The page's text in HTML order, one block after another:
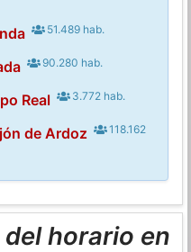
51.489 hab.
90.280 hab.
Real 3.772 hab.
de Ardoz
118.162
horario en